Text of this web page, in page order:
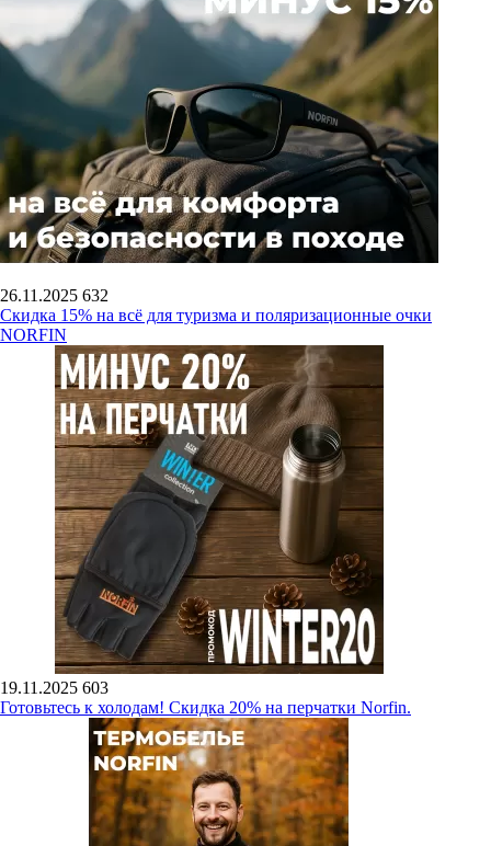
26.11.2025 632
Скидка 15% на всё для туризма и поляризационные очки
NORFIN
19.11.2025 603
Готовьтесь к холодам! Скидка 20% на перчатки Norfin.